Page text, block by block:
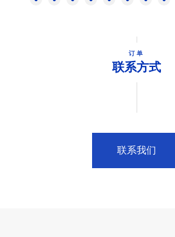
订单
联系方式
联系我们